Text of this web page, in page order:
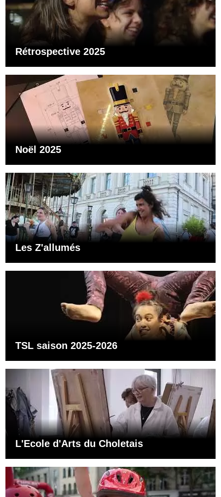
Rétrospective 2025
Noël 2025
Les Z'allumés
TSL saison 2025-2026
L'Ecole d'Arts du Choletais